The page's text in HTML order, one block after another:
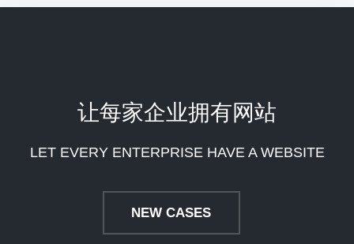
让每家企业拥有网站
LET EVERY ENTERPRISE HAVE A WEBSITE
NEW CASES